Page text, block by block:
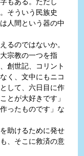
そういう民族史
人間という器の中
るのではないか。
宗教の一つを指
創世記、コリント
く、文中にもニコ
して、六日目に作
とが大好きです」
ったものです」な
助けるために発せ
、そこに救済の意